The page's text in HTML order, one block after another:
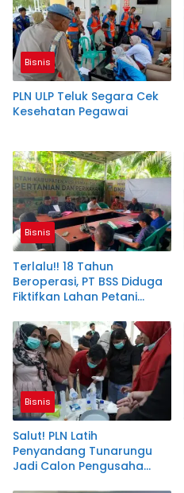
Bisnis
PLN ULP Teluk Segara Cek
Kesehatan Pegawai
Bisnis
Terlalu!! 18 Tahun
Beroperasi, PT BSS Diduga
Fiktifkan Lahan Petani
Bisnis
Salut! PLN Latih
Penyandang Tunarungu
Jadi Calon Pengusaha